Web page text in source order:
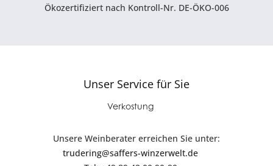
Ökozertifiziert nach Kontroll-Nr. DE-ÖKO-006
Unser Service für Sie
Verkostung
Unsere Weinberater erreichen Sie unter:
trudering@saffers-winzerwelt.de